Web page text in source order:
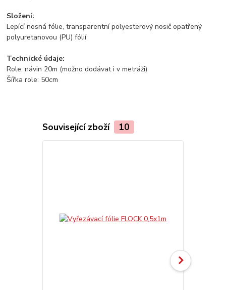
Složení:
Lepící nosná fólie, transparentní polyesterový nosič opatřený
polyuretanovou (PU) fólií
Technické údaje:
Role: návin 20m (možno dodávat i v metráži)
Šířka role: 50cm
Související zboží 10